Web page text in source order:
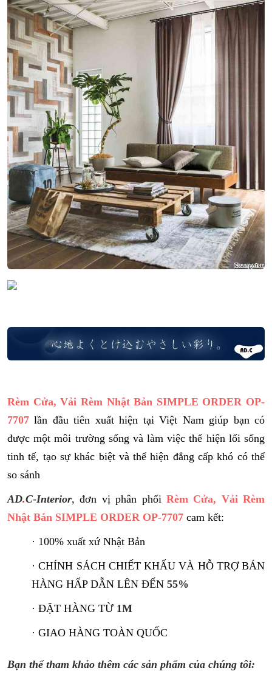
Rèm Cửa, Vải Rèm Nhật Bản SIMPLE ORDER OP-
7707 lần đầu tiên xuất hiện tại Việt Nam giúp bạn có
được một môi trường sống và làm việc thể hiện lối sống
tinh tế, tạo sự khác biệt và thể hiện đẳng cấp khó có thể
so sánh
AD.C-Interior, đơn vị phân phối Rèm Cửa, Vải Rèm
Nhật Bản SIMPLE ORDER OP-7707 cam kết:
· 100% xuất xứ Nhật Bản
· CHÍNH SÁCH CHIẾT KHẤU VÀ HỖ TRỢ BÁN
HÀNG HẤP DẪN LÊN ĐẾN 55%
· ĐẶT HÀNG TỪ 1M
· GIAO HÀNG TOÀN QUỐC
Bạn thể tham khảo thêm các sản phẩm của chúng tôi: